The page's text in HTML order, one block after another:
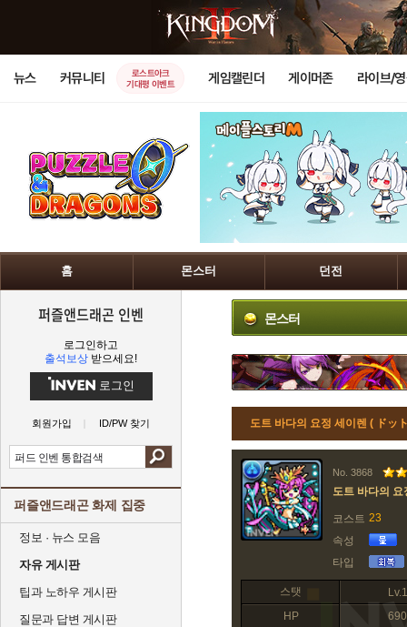
뉴스 커뮤니티
로스트아크
기대평 이벤트
게임캘린더 게이머존 라이브/
홈 몬스터 던전
퍼즐앤드래곤 인벤
로그인하고
출석보상 받으세요!
로그인
회원가입 ID/PW 찾기
퍼즐앤드래곤 화제 집중
정보 · 뉴스 모음
자유 게시판
팁과 노하우 게시판
질문과 답변 게시판
몬스터
도트 바다의 요정 세이렌 ( ドッ
No. 3868
도트 바다의 요
코스트 23
속성
타입
스탯
Lv.1
HP
690